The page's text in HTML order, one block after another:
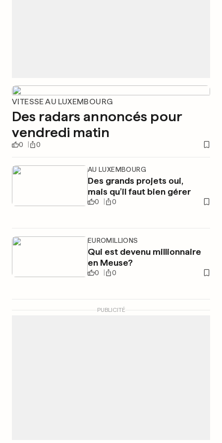
VITESSE AU LUXEMBOURG
Des radars annoncés pour
vendredi matin
0 0
AU LUXEMBOURG
Des grands projets oui,
mais qu’il faut bien gérer
0 0
EUROMILLIONS
Qui est devenu millionnaire
en Meuse?
0 0
PUBLICITÉ